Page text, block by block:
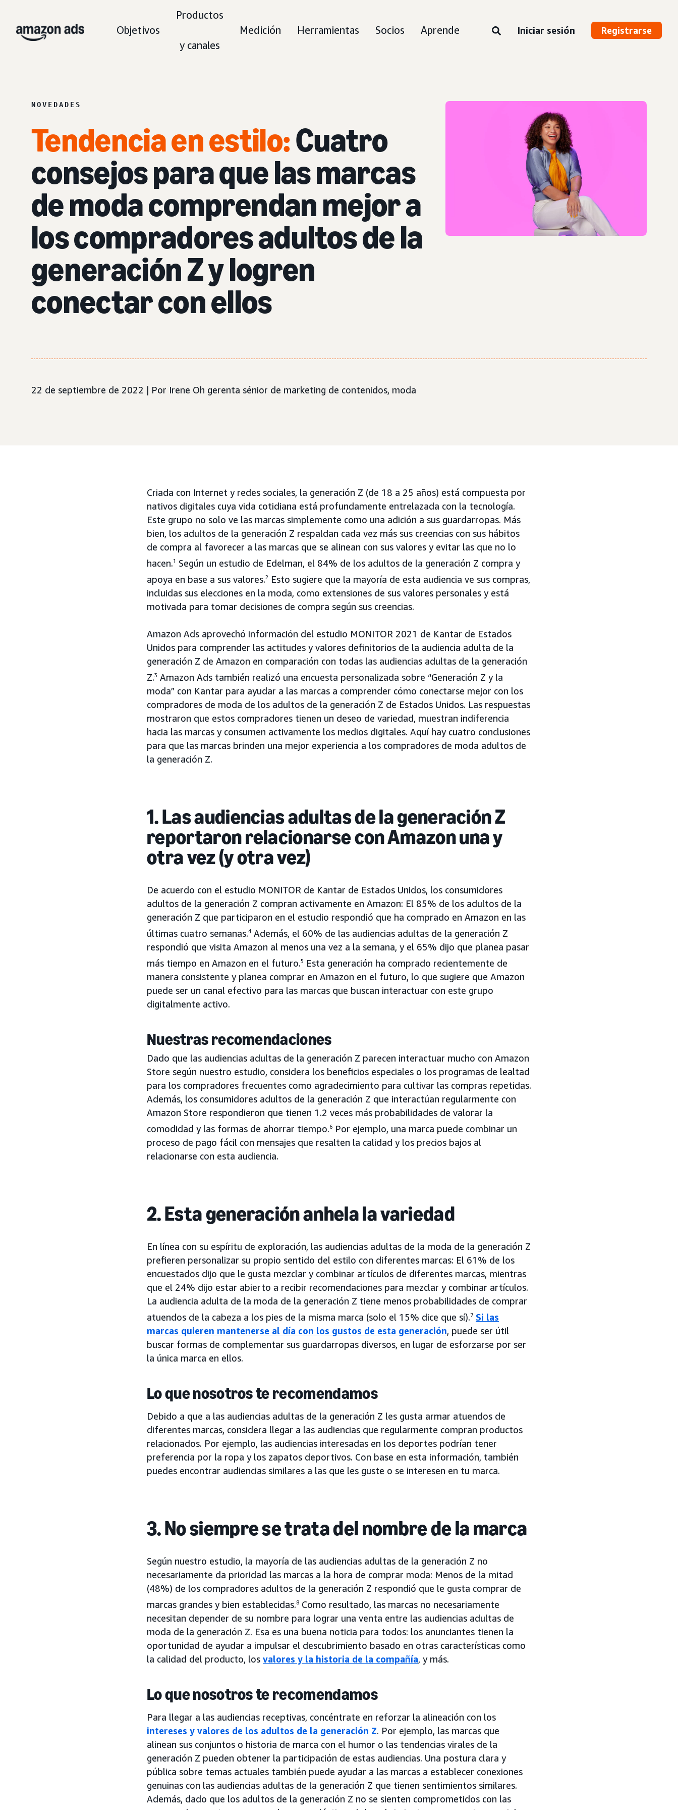
Objetivos
Productos
y canales
Medición Herramientas Socios Aprende Iniciar sesión Registrarse
NOVEDADES
Tendencia en estilo:Cuatro
consejos para que las marcas
de moda comprendan mejor a
los compradores adultos de la
generación Z y logren
conectar con ellos
22 de septiembre de 2022 | Por Irene Oh gerenta sénior de marketing de contenidos, moda
Criada con Internet y redes sociales, la generación Z (de 18 a 25 años) está compuesta por
nativos digitales cuya vida cotidiana está profundamente entrelazada con la tecnología.
Este grupo no solo ve las marcas simplemente como una adición a sus guardarropas. Más
bien, los adultos de la generación Z respaldan cada vez más sus creencias con sus hábitos
de compra al favorecer a las marcas que se alinean con sus valores y evitar las que no lo
hacen.1
Según un estudio de Edelman, el 84% de los adultos de la generación Z compra y
apoya en base a sus valores.2
Esto sugiere que la mayoría de esta audiencia ve sus compras,
incluidas sus elecciones en la moda, como extensiones de sus valores personales y está
motivada para tomar decisiones de compra según sus creencias.
Amazon Ads aprovechó información del estudio MONITOR 2021 de Kantar de Estados
Unidos para comprender las actitudes y valores definitorios de la audiencia adulta de la
generación Z de Amazon en comparación con todas las audiencias adultas de la generación
Z.3 Amazon Ads también realizó una encuesta personalizada sobre “Generación Z y la
moda” con Kantar para ayudar a las marcas a comprender cómo conectarse mejor con los
compradores de moda de los adultos de la generación Z de Estados Unidos. Las respuestas
mostraron que estos compradores tienen un deseo de variedad, muestran indiferencia
hacia las marcas y consumen activamente los medios digitales. Aquí hay cuatro conclusiones
para que las marcas brinden una mejor experiencia a los compradores de moda adultos de
la generación Z.
1. Las audiencias adultas de la generación Z
reportaron relacionarse con Amazon una y
otra vez (y otra vez)
De acuerdo con el estudio MONITOR de Kantar de Estados Unidos, los consumidores
adultos de la generación Z compran activamente en Amazon: El 85% de los adultos de la
generación Z que participaron en el estudio respondió que ha comprado en Amazon en las
últimas cuatro semanas.4 Además, el 60% de las audiencias adultas de la generación Z
respondió que visita Amazon al menos una vez a la semana, y el 65% dijo que planea pasar
más tiempo en Amazon en el futuro.5
Esta generación ha comprado recientemente de
manera consistente y planea comprar en Amazon en el futuro, lo que sugiere que Amazon
puede ser un canal efectivo para las marcas que buscan interactuar con este grupo
digitalmente activo.
Nuestras recomendaciones
Dado que las audiencias adultas de la generación Z parecen interactuar mucho con Amazon
Store según nuestro estudio, considera los beneficios especiales o los programas de lealtad
para los compradores frecuentes como agradecimiento para cultivar las compras repetidas.
Además, los consumidores adultos de la generación Z que interactúan regularmente con
Amazon Store respondieron que tienen 1.2 veces más probabilidades de valorar la
comodidad y las formas de ahorrar tiempo.6 Por ejemplo, una marca puede combinar un
proceso de pago fácil con mensajes que resalten la calidad y los precios bajos al
relacionarse con esta audiencia.
2. Esta generación anhela la variedad
En línea con su espíritu de exploración, las audiencias adultas de la moda de la generación Z
prefieren personalizar su propio sentido del estilo con diferentes marcas: El 61% de los
encuestados dijo que le gusta mezclar y combinar artículos de diferentes marcas, mientras
que el 24% dijo estar abierto a recibir recomendaciones para mezclar y combinar artículos.
La audiencia adulta de la moda de la generación Z tiene menos probabilidades de comprar
atuendos de la cabeza a los pies de la misma marca (solo el 15% dice que sí).7 Si las
marcas quieren mantenerse al día con los gustos de esta generación, puede ser útil
buscar formas de complementar sus guardarropas diversos, en lugar de esforzarse por ser
la única marca en ellos.
Lo que nosotros te recomendamos
Debido a que a las audiencias adultas de la generación Z les gusta armar atuendos de
diferentes marcas, considera llegar a las audiencias que regularmente compran productos
relacionados. Por ejemplo, las audiencias interesadas en los deportes podrían tener
preferencia por la ropa y los zapatos deportivos. Con base en esta información, también
puedes encontrar audiencias similares a las que les guste o se interesen en tu marca.
3. No siempre se trata del nombre de la marca
Según nuestro estudio, la mayoría de las audiencias adultas de la generación Z no
necesariamente da prioridad las marcas a la hora de comprar moda: Menos de la mitad
(48%) de los compradores adultos de la generación Z respondió que le gusta comprar de
marcas grandes y bien establecidas.8 Como resultado, las marcas no necesariamente
necesitan depender de su nombre para lograr una venta entre las audiencias adultas de
moda de la generación Z. Esa es una buena noticia para todos: los anunciantes tienen la
oportunidad de ayudar a impulsar el descubrimiento basado en otras características como
la calidad del producto, los valores y la historia de la compañía, y más.
Lo que nosotros te recomendamos
Para llegar a las audiencias receptivas, concéntrate en reforzar la alineación con los
intereses y valores de los adultos de la generación Z. Por ejemplo, las marcas que
alinean sus conjuntos o historia de marca con el humor o las tendencias virales de la
generación Z pueden obtener la participación de estas audiencias. Una postura clara y
pública sobre temas actuales también puede ayudar a las marcas a establecer conexiones
genuinas con las audiencias adultas de la generación Z que tienen sentimientos similares.
Además, dado que los adultos de la generación Z no se sienten comprometidos con las